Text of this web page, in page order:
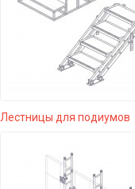
Лестницы для подиумов